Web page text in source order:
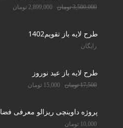
3,500,000 تومان 2,899,000 تومان
طرح لایه باز تقویم1402
رایگان
طرح لایه باز عید نوروز
17,500 تومان 15,000 تومان
پروژه داوینچی ریزالو معرفی فضا Fantastic Space Intro
10,000 تومان